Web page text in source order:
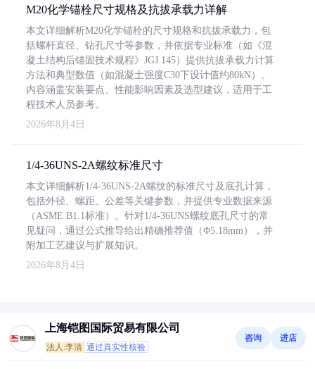
M20化学锚栓尺寸规格及抗拔承载力详解
本文详细解析M20化学锚栓的尺寸规格和抗拔承载力，包
括螺杆直径、钻孔尺寸等参数，并依据专业标准（如《混
凝土结构后锚固技术规程》JGJ 145）提供抗拔承载力计算
方法和典型数值（如混凝土强度C30下设计值约80kN）。
内容涵盖安装要点、性能影响因素及选型建议，适用于工
程技术人员参考。
2026年8月4日
1/4-36UNS-2A螺纹标准尺寸
本文详细解析1/4-36UNS-2A螺纹的标准尺寸及底孔计算，
包括外径、螺距、公差等关键参数，并提供专业数据来源
（ASME B1.1标准）。针对1/4-36UNS螺纹底孔尺寸的常
见疑问，通过公式推导给出精确推荐值（Φ5.18mm），并
附加工艺建议与扩展知识。
2026年8月4日
上海铠图国际贸易有限公司
法人:李清 通过真实性核验
咨询 进店